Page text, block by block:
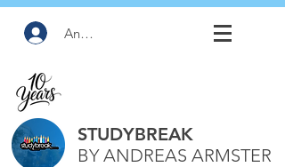
Anmelden
STUDYBREAK
BY ANDREAS ARMSTER